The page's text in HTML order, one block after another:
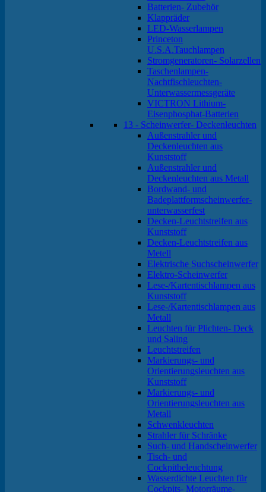
Batterien- Zubehör
Klappräder
LED-Wasserlampen
Princeton
U.S.A.Tauchlampen
Stromgeneratoren- Solarzellen
Taschenlampen-
Nachtfischleuchten-
Unterwassermessgeräte
VICTRON Lithium-
Eisenphosphat-Batterien
13 - Scheinwerfer- Deckenleuchten
Außenstrahler und
Deckenleuchten aus
Kunststoff
Außenstrahler und
Deckenleuchten aus Metall
Bordwand- und
Badeplattformscheinwerfer-
unterwasserfest
Decken-Leuchtstreifen aus
Kunststoff
Decken-Leuchtstreifen aus
Metell
Elektrische Suchscheinwerfer
Elektro-Scheinwerfer
Lese-/Kartentischlampen aus
Kunststoff
Lese-/Kartentischlampen aus
Metall
Leuchten für Plichten- Deck
und Saling
Leuchtstreifen
Markierungs- und
Orientierungsleuchten aus
Kunststoff
Markierungs- und
Orientierungsleuchten aus
Metall
Schwenkleuchten
Strahler für Schränke
Such- und Handscheinwerfer
Tisch- und
Cockpitbeleuchtung
Wasserdichte Leuchten für
Cockpits- Motorräume-